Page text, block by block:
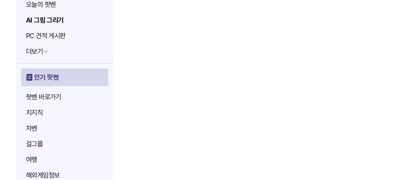
오늘의 팟벤
AI 그림 그리기
PC 견적 게시판
더보기
인기 팟벤
팟벤 바로가기
치지직
차벤
걸그룹
여행
해외게임정보